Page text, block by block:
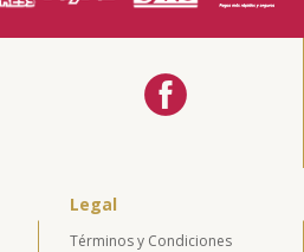
Legal
Términos y Condiciones